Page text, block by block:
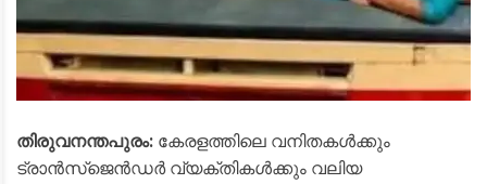
തിരുവനന്തപുരം: കേരളത്തിലെ വനിതകൾക്കും
ട്രാൻസ്‌ജെൻഡർ വ്യക്തികൾക്കും വലിയ